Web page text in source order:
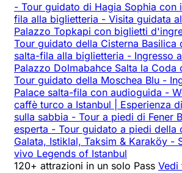
- Tour guidato di Hagia Sophia con
fila alla biglietteria - Visita guidata
Palazzo Topkapi con biglietti
Tour guidato della Cisterna Basilica
salta-fila alla biglietteria - Ingresso
Palazzo Dolmabahce Salta la Coda
Tour guidato della Moschea Blu -
Palace salta-fila con audioguida -
caffè turco a Istanbul | Esperienza
sulla sabbia - Tour a piedi di Fener
esperta - Tour guidato a piedi della
Galata, Istiklal, Taksim & Karaköy -
vivo Legends of Istanbul
120+ attrazioni in un solo Pass Vedi